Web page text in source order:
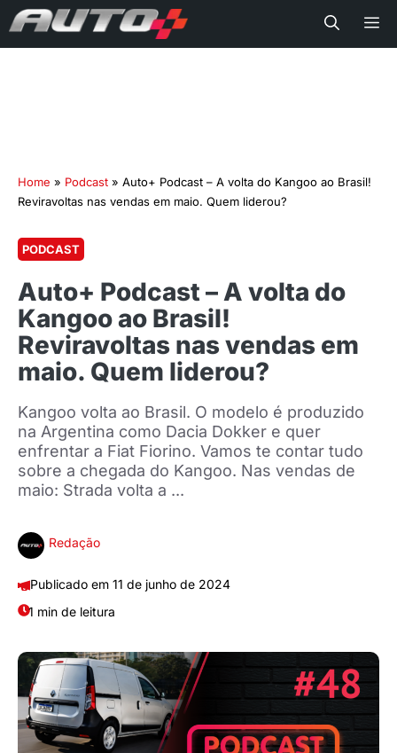
Home » Podcast » Auto+ Podcast – A volta do Kangoo ao Brasil!
Reviravoltas nas vendas em maio. Quem liderou?
PODCAST
Auto+ Podcast – A volta do
Kangoo ao Brasil!
Reviravoltas nas vendas em
maio. Quem liderou?
Kangoo volta ao Brasil. O modelo é produzido
na Argentina como Dacia Dokker e quer
enfrentar a Fiat Fiorino. Vamos te contar tudo
sobre a chegada do Kangoo. Nas vendas de
maio: Strada volta a ...
Redação
11 de junho de 2024
1 min de leitura